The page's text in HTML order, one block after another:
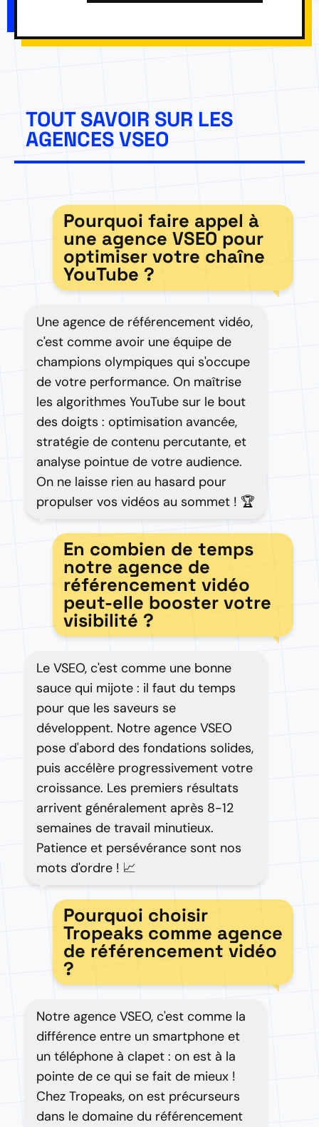
TOUT SAVOIR SUR LES
AGENCES VSEO
Pourquoi faire appel à
une agence VSEO pour
optimiser votre chaîne
YouTube ?
Une agence de référencement vidéo,
c'est comme avoir une équipe de
champions olympiques qui s'occupe
de votre performance. On maîtrise
les algorithmes YouTube sur le bout
des doigts : optimisation avancée,
stratégie de contenu percutante, et
analyse pointue de votre audience.
On ne laisse rien au hasard pour
propulser vos vidéos au sommet ! 🏆
En combien de temps
notre agence de
référencement vidéo
peut-elle booster votre
visibilité ?
Le VSEO, c'est comme une bonne
sauce qui mijote : il faut du temps
pour que les saveurs se
développent. Notre agence VSEO
pose d'abord des fondations solides,
puis accélère progressivement votre
croissance. Les premiers résultats
arrivent généralement après 8-12
semaines de travail minutieux.
Patience et persévérance sont nos
mots d'ordre ! 📈
Pourquoi choisir
Tropeaks comme agence
de référencement vidéo
?
Notre agence VSEO, c'est comme la
différence entre un smartphone et
un téléphone à clapet : on est à la
pointe de ce qui se fait de mieux !
Chez Tropeaks, on est précurseurs
dans le domaine du référencement